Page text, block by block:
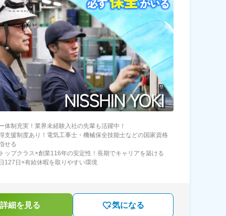
体制充実！業界未経験入社の先輩も活躍中！
支援制度あり！電気工事士・機械保全技能士などの国家資格
せる
ップクラス×創業116年の安定性！長期でキャリアを築ける
127日×有給休暇を取りやすい環境
細を見る 気になる